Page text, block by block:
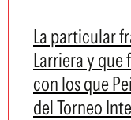
La particular
Larriera y que
con los que
del Torneo